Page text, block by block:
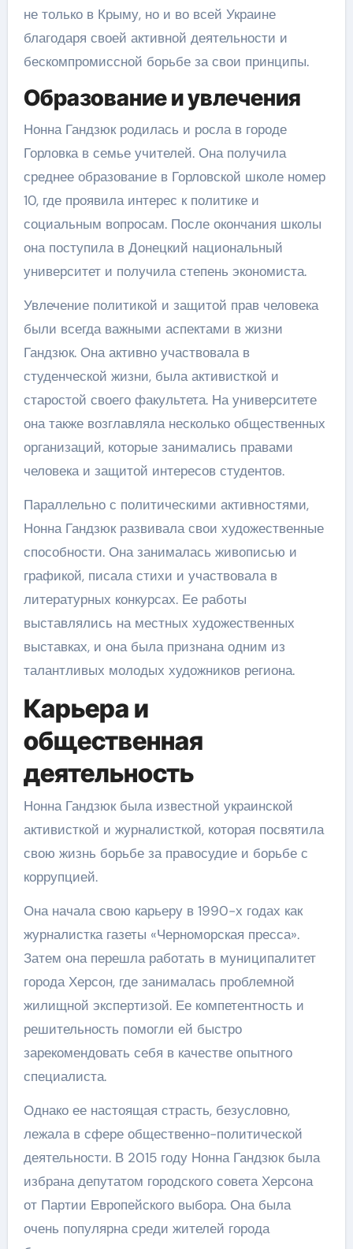
не только в Крыму, но и во всей Украине
благодаря своей активной деятельности и
бескомпромиссной борьбе за свои принципы.
Образование и увлечения
Нонна Гандзюк родилась и росла в городе
Горловка в семье учителей. Она получила
среднее образование в Горловской школе номер
10, где проявила интерес к политике и
социальным вопросам. После окончания школы
она поступила в Донецкий национальный
университет и получила степень экономиста.
Увлечение политикой и защитой прав человека
были всегда важными аспектами в жизни
Гандзюк. Она активно участвовала в
студенческой жизни, была активисткой и
старостой своего факультета. На университете
она также возглавляла несколько общественных
организаций, которые занимались правами
человека и защитой интересов студентов.
Параллельно с политическими активностями,
Нонна Гандзюк развивала свои художественные
способности. Она занималась живописью и
графикой, писала стихи и участвовала в
литературных конкурсах. Ее работы
выставлялись на местных художественных
выставках, и она была признана одним из
талантливых молодых художников региона.
Карьера и
общественная
деятельность
Нонна Гандзюк была известной украинской
активисткой и журналисткой, которая посвятила
свою жизнь борьбе за правосудие и борьбе с
коррупцией.
Она начала свою карьеру в 1990-х годах как
журналистка газеты «Черноморская пресса».
Затем она перешла работать в муниципалитет
города Херсон, где занималась проблемной
жилищной экспертизой. Ее компетентность и
решительность помогли ей быстро
зарекомендовать себя в качестве опытного
специалиста.
Однако ее настоящая страсть, безусловно,
лежала в сфере общественно-политической
деятельности. В 2015 году Нонна Гандзюк была
избрана депутатом городского совета Херсона
от Партии Европейского выбора. Она была
очень популярна среди жителей города